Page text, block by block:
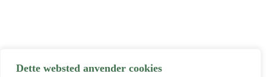
Dette websted anvender cookies